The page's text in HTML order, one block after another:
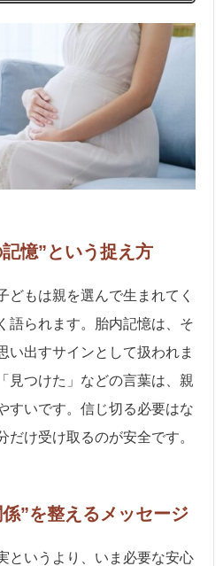
憶”という捉え方
どもは親を選んで生まれてく
語られます。胎内記憶は、そ
い出すサインとして扱われま
見つけた」などの言葉は、親
すいです。信じ切る必要はな
だけ受け取るのが安全です。
”を整えるメッセージ
というより、いま必要な安心